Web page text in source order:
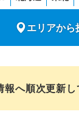
エリアから
報へ順次更新